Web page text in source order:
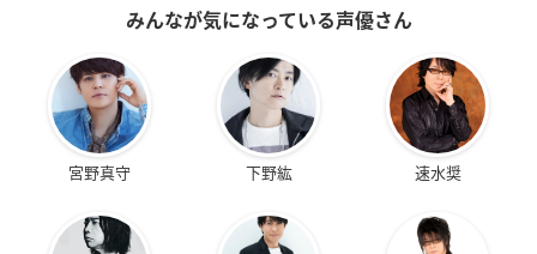
みんなが気になっている声優さん
宮野真守 下野紘 速水奨